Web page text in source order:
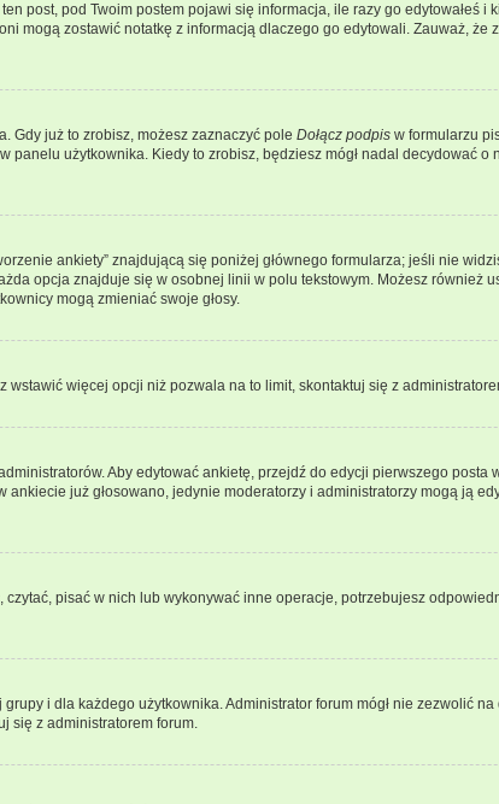
post, pod Twoim postem pojawi się informacja, ile razy go edytowałeś i
mogą zostawić notatkę z informacją dlaczego go edytowali. Zauważ,
Gdy już to zrobisz, możesz zaznaczyć pole Dołącz podpis w formularzu
użytkownika. Kiedy to zrobisz, będziesz mógł nadal decydować
ankiety” znajdującą się poniżej głównego formularza; jeśli nie
opcja znajduje się w osobnej linii w polu tekstowym. Możesz również
mogą zmieniać swoje głosy.
więcej opcji niż pozwala na to limit, skontaktuj się z
Aby edytować ankietę, przejdź do edycji pierwszego
już głosowano, jedynie moderatorzy i administratorzy mogą ją
pisać w nich lub wykonywać inne operacje, potrzebujesz
i dla każdego użytkownika. Administrator forum mógł nie zezwolić
się z administratorem forum.